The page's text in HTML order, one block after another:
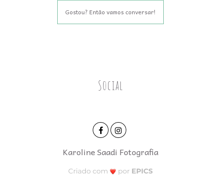
Gostou? Então vamos conversar!
Social
Karoline Saadi Fotografia